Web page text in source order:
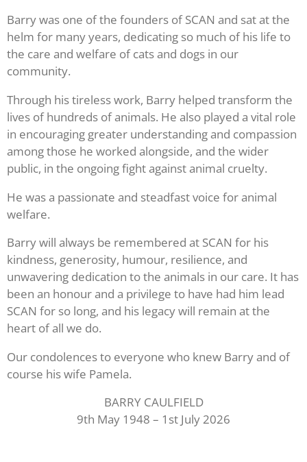
Barry was one of the founders of SCAN and sat at the
helm for many years, dedicating so much of his life to
the care and welfare of cats and dogs in our
community.
Through his tireless work, Barry helped transform the
lives of hundreds of animals. He also played a vital role
in encouraging greater understanding and compassion
among those he worked alongside, and the wider
public, in the ongoing fight against animal cruelty.
He was a passionate and steadfast voice for animal
welfare.
Barry will always be remembered at SCAN for his
kindness, generosity, humour, resilience, and
unwavering dedication to the animals in our care. It has
been an honour and a privilege to have had him lead
SCAN for so long, and his legacy will remain at the
heart of all we do.
Our condolences to everyone who knew Barry and of
course his wife Pamela.
BARRY CAULFIELD
9th May 1948 – 1st July 2026